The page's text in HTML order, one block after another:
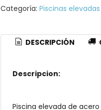
Categoría: Piscinas elevadas
DESCRIPCIÓN
Descripcion:
Piscina elevada de acero